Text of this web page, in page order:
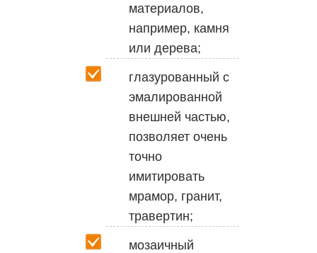
материалов,
например, камня
или дерева;
глазурованный с
эмалированной
внешней частью,
позволяет очень
точно
имитировать
мрамор, гранит,
травертин;
мозаичный